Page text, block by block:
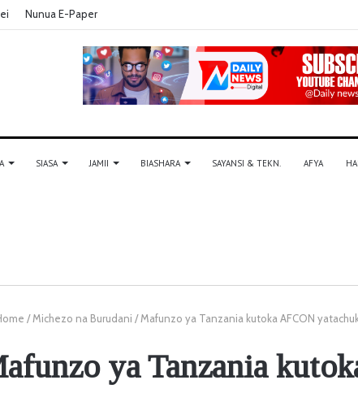
Nunua E-Paper
SIASA JAMII BIASHARA SAYANSI & TEKN. AFYA
/ Michezo na Burudani / Mafunzo ya Tanzania kutoka AFCON
ya Tanzania